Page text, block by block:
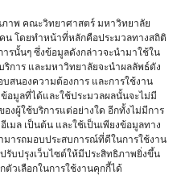
าพ คณะวิทยาศาสตร์ มหาวิทยาลัย
น โดยทำหน้าที่หลักคือประมวลทางสถิติ
รนั้นๆ ซึ่งข้อมูลดังกล่าวจะนำมาใช้ใน
การ และมหาวิทยาลัยจะนำผลลัพธ์ดัง
สนองความต้องการ และการใช้งาน
อมูลที่ได้และใช้ประมวลผลนั้นจะไม่มี
งผู้ใช้บริการแต่อย่างใด อีกทั้งไม่มีการ
มล เป็นต้น และใช้เป็นเพียงข้อมูลทาง
ารถมอบประสบการณ์ที่ดีในการใช้งาน
บปรุงเว็บไซต์ให้มีประสิทธิภาพยิ่งขึ้น
ตัวเลือกในการใช้งานคุกกี้ได้
ง
วิชา (HDP)
เรียน
สตร์ ที่ผ่านการอบรมด้านพัฒนา